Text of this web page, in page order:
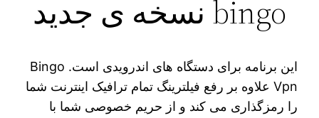
bingo نسخه ی جدید
این برنامه برای دستگاه های اندرویدی است. Bingo
Vpn علاوه بر رفع فیلترینگ تمام ترافیک اینترنت شما
را رمزگذاری می کند و از حریم خصوصی شما با